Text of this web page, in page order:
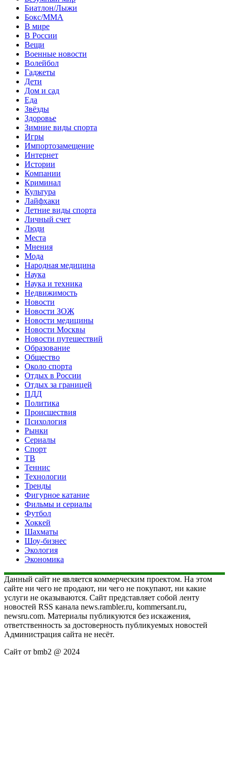
Биатлон/Лыжи
Бокс/MMA
В мире
В России
Вещи
Военные новости
Волейбол
Гаджеты
Дети
Дом и сад
Еда
Звёзды
Здоровье
Зимние виды спорта
Игры
Импортозамещение
Интернет
Истории
Компании
Криминал
Культура
Лайфхаки
Летние виды спорта
Личный счет
Люди
Места
Мнения
Мода
Народная медицина
Наука
Наука и техника
Недвижимость
Новости
Новости ЗОЖ
Новости медицины
Новости Москвы
Новости путешествий
Образование
Общество
Около спорта
Отдых в России
Отдых за границей
ПДД
Политика
Происшествия
Психология
Рынки
Сериалы
Спорт
ТВ
Теннис
Технологии
Тренды
Фигурное катание
Фильмы и сериалы
Футбол
Хоккей
Шахматы
Шоу-бизнес
Экология
Экономика
Данный сайт не является коммерческим проектом. На этом
сайте ни чего не продают, ни чего не покупают, ни какие
услуги не оказываются. Сайт представляет собой ленту
новостей RSS канала news.rambler.ru, kommersant.ru,
newsru.com. Материалы публикуются без искажения,
ответственность за достоверность публикуемых новостей
Администрация сайта не несёт.
Сайт от bmb2 @ 2024